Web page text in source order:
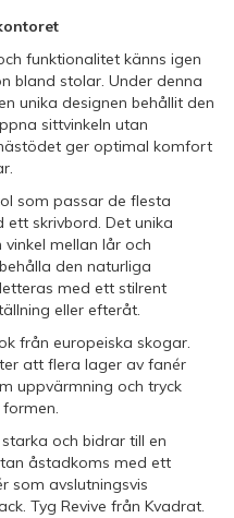
funktionalitet känns igen
bland stolar. Under denna
unika designen behållit den
sittvinkeln utan
ger optimal komfort
som passar de flesta
ett skrivbord. Det unika
mellan lår och
den naturliga
med ett stilrent
eller efteråt.
från europeiska skogar.
att flera lager av fanér
uppvärmning och tryck
och bidrar till en
åstadkoms med ett
som avslutningsvis
Tyg Revive från Kvadrat.